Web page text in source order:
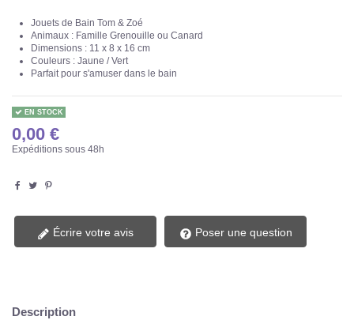
Jouets de Bain Tom & Zoé
Animaux : Famille Grenouille ou Canard
Dimensions : 11 x 8 x 16 cm
Couleurs : Jaune / Vert
Parfait pour s'amuser dans le bain
EN STOCK
0,00 €
Expéditions sous 48h
Écrire votre avis Poser une question
Description